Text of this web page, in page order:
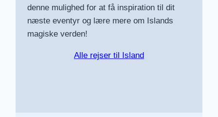
denne mulighed for at få inspiration til dit
næste eventyr og lære mere om Islands
magiske verden!
Alle rejser til Island